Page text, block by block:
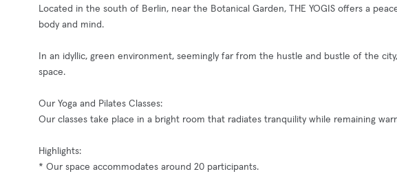
Located in the south of Berlin, near the Botanical Garden, THE YOGIS offers a
body and mind.
In an idyllic, green environment, seemingly far from the hustle and bustle of the
space.
Our Yoga and Pilates Classes:
Our classes take place in a bright room that radiates tranquility while remaining
Highlights:
* Our space accommodates around 20 participants.